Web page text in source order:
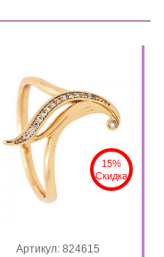
15%
Скидка
Артикул: 824615